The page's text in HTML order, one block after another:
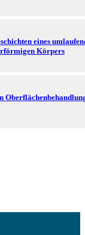
eines
Körpers